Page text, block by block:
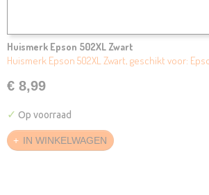
Huismerk Epson 502XL Zwart
Huismerk Epson 502XL Zwart, geschikt voor:
€ 8,99
✓ Op voorraad
IN WINKELWAGEN